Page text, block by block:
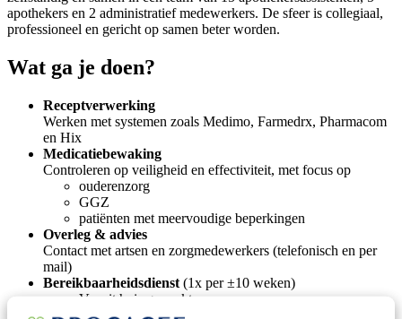
apothekers en 2 administratief medewerkers. De sfeer is collegiaal,
professioneel en gericht op samen beter worden.
Wat ga je doen?
Receptverwerking
Werken met systemen zoals Medimo, Farmedrx, Pharmacom
en Hix
Medicatiebewaking
Controleren op veiligheid en effectiviteit, met focus op
ouderenzorg
GGZ
patiënten met meervoudige beperkingen
Overleg & advies
Contact met artsen en zorgmedewerkers (telefonisch en per
mail)
Bereikbaarheidsdienst (1x per ±10 weken)
Vanuit huis gewerkt
Geen fysieke inzet nodig